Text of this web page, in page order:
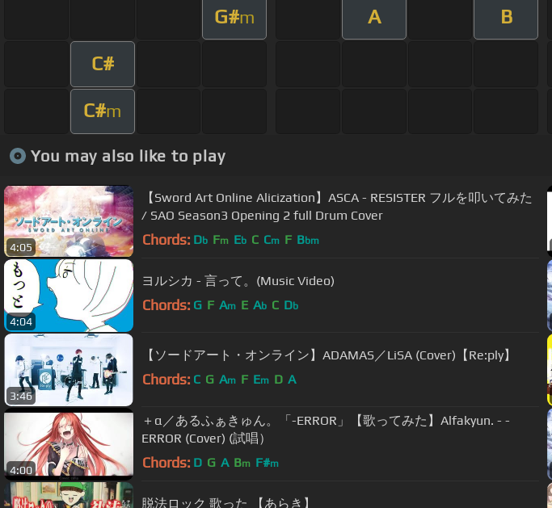
G#m A B
C#
C#m
You may also like to play
4:05
【Sword Art Online Alicization】ASCA - RESISTER フルを叩いてみた
/ SAO Season3 Opening 2 full Drum Cover
Chords: Db Fm Eb C Cm F Bbm
4:04
ヨルシカ - 言って。(Music Video)
Chords: G F Am E Ab C Db
3:46
【ソードアート・オンライン】ADAMAS／LiSA (Cover)【Re:ply】
Chords: C G Am F Em D A
4:00
＋α／あるふぁきゅん。「-ERROR」【歌ってみた】Alfakyun. - -
ERROR (Cover) (試唱）
Chords: D G A Bm F#m
脱法ロック 歌った 【あらき】